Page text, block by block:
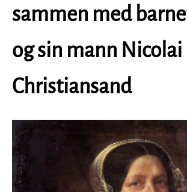
sammen med
og sin mann Nicolai
Christiansand
Image